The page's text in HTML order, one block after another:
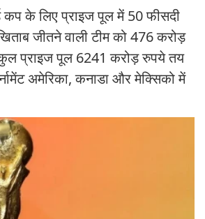
कप के लिए प्राइज पूल में 50 फीसदी
जीतने वाली टीम को 476 करोड़
प्राइज पूल 6241 करोड़ रुपये तय
अमेरिका, कनाडा और मेक्सिको में